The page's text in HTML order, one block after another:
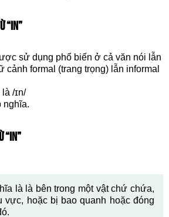
“IN”
sử dụng phổ biến ở cả văn nói lẫn
cảnh formal (trang trọng) lẫn informal
/ɪn/
nghĩa.
“IN”
là là bên trong một vật chứ chứa,
vực, hoặc bị bao quanh hoặc đóng